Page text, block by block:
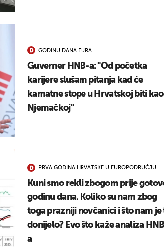
GODINU DANA EURA
Guverner HNB-a: "Od početka
karijere slušam pitanja kad će
kamatne stope u Hrvatskoj biti
Njemačkoj''
PRVA GODINA HRVATSKE U EUROPODRUČJU
Kuni smo rekli zbogom prije
godinu dana. Koliko su nam zbog
toga prazniji novčanici i što nam je
donijelo? Evo što kaže analiza
a
UKLJUČITE NOTIFIKACIJE